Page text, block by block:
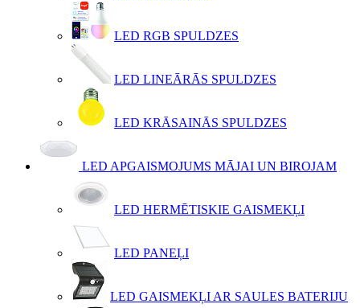
LED RGB SPULDZES
LED LINEĀRĀS SPULDZES
LED KRĀSAINĀS SPULDZES
LED APGAISMOJUMS MĀJAI UN BIROJAM
LED HERMĒTISKIE GAISMEKĻI
LED PANEĻI
LED GAISMEKĻI AR SAULES BATERIJU